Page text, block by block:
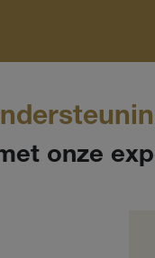
onze